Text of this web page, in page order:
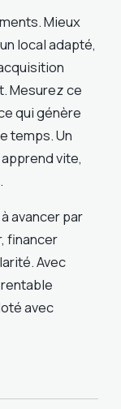
Mieux
local adapté,
Mesurez ce
qui génère
temps. Un
vite,
avancer par
financer
Avec
avec